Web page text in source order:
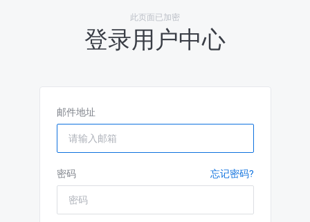
此页面已加密
登录用户中心
邮件地址
密码 忘记密码?